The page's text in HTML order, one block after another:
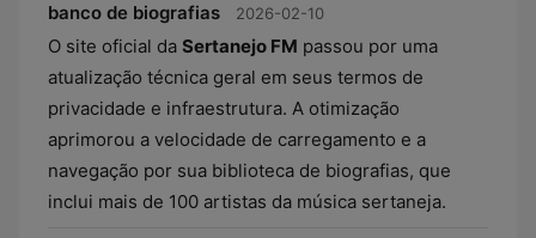
banco de biografias
2026-02-10
O site oficial da Sertanejo FM passou por uma
atualização técnica geral em seus termos de
privacidade e infraestrutura. A otimização
aprimorou a velocidade de carregamento e a
navegação por sua biblioteca de biografias, que
inclui mais de 100 artistas da música sertaneja.